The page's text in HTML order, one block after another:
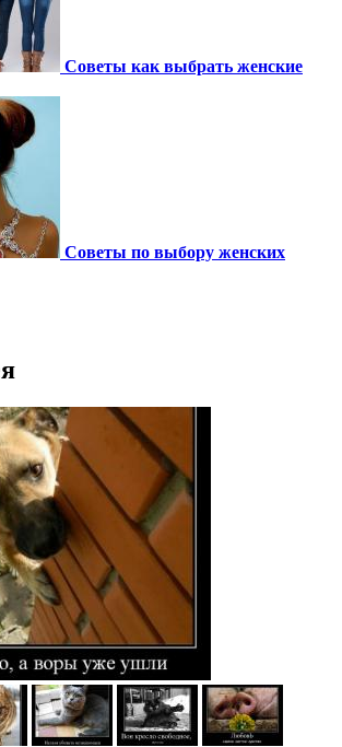
Советы как выбрать женские
Советы по выбору женских